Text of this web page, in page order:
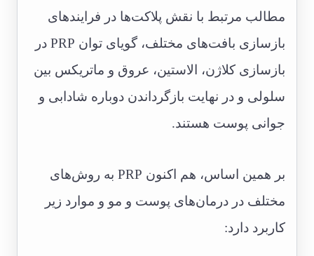
مطالب مرتبط با نقش پلاکت‌ها در فرایندهای
بازسازی بافت‌های مختلف، گویای توان PRP در
بازسازی کلاژن، الاستین، عروق و ماتریکس بین
سلولی و در نهایت بازگرداندن دوباره شادابی و
جوانی پوست هستند.
بر همین اساس، هم اکنون PRP به روش‌های
مختلف در درمان‌های پوست و مو و موارد زیر
کاربرد دارد: